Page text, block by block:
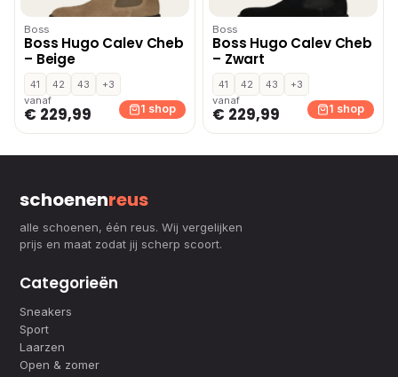
Boss
Boss Hugo Calev Cheb
– Beige
41 42 43
+3
vanaf
€ 229,99 1 shop
Boss
Boss Hugo Calev Cheb
– Zwart
41 42 43
+3
vanaf
€ 229,99 1 shop
schoenenreus
alle schoenen, één reus. Wij vergelijken
prijs en maat zodat jij scherp scoort.
Categorieën
Sneakers
Sport
Laarzen
Open & zomer